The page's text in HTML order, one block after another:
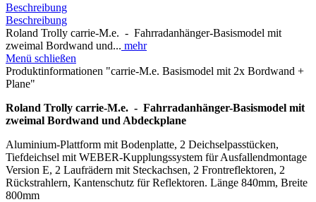
Beschreibung
Beschreibung
Roland Trolly carrie-M.e. - Fahrradanhänger-Basismodel mit
zweimal Bordwand und... mehr
Menü schließen
Produktinformationen "carrie-M.e. Basismodel mit 2x Bordwand +
Plane"
Roland Trolly carrie-M.e. - Fahrradanhänger-Basismodel mit
zweimal Bordwand und Abdeckplane
Aluminium-Plattform mit Bodenplatte, 2 Deichselpasstücken,
Tiefdeichsel mit WEBER-Kupplungssystem für Ausfallendmontage
Version E, 2 Laufrädern mit Steckachsen, 2 Frontreflektoren, 2
Rückstrahlern, Kantenschutz für Reflektoren. Länge 840mm, Breite
800mm